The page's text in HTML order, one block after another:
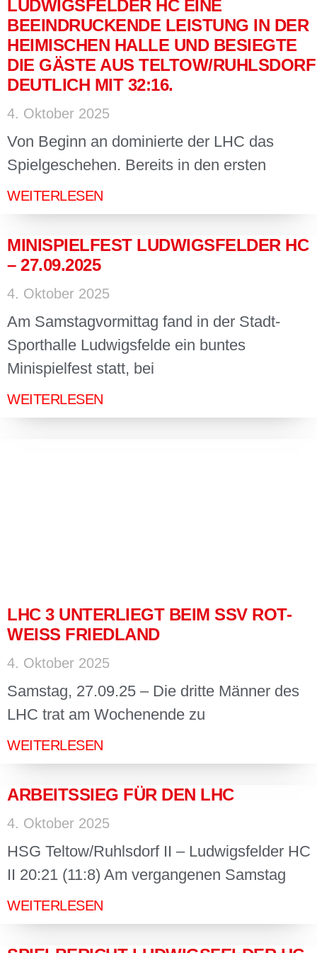
LUDWIGSFELDER HC EINE
BEEINDRUCKENDE LEISTUNG IN DER
HEIMISCHEN HALLE UND BESIEGTE
DIE GÄSTE AUS TELTOW/RUHLSDORF
DEUTLICH MIT 32:16.
4. Oktober 2025
Von Beginn an dominierte der LHC das
Spielgeschehen. Bereits in den ersten
WEITERLESEN
MINISPIELFEST LUDWIGSFELDER HC
– 27.09.2025
4. Oktober 2025
Am Samstagvormittag fand in der Stadt-
Sporthalle Ludwigsfelde ein buntes
Minispielfest statt, bei
WEITERLESEN
LHC 3 UNTERLIEGT BEIM SSV ROT-
WEISS FRIEDLAND
4. Oktober 2025
Samstag, 27.09.25 – Die dritte Männer des
LHC trat am Wochenende zu
WEITERLESEN
ARBEITSSIEG FÜR DEN LHC
4. Oktober 2025
HSG Teltow/Ruhlsdorf II – Ludwigsfelder HC
II 20:21 (11:8) Am vergangenen Samstag
WEITERLESEN